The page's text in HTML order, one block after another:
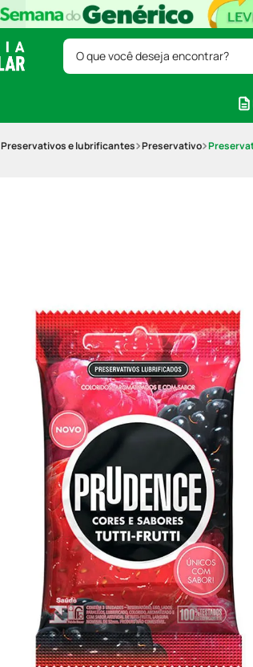
O que você deseja encontrar?
Preservativos e lubrificantes Preservativo